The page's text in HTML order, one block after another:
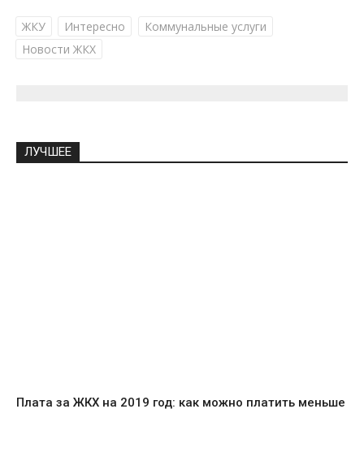
ЖКУ Интересно
Коммунальные услуги
Новости ЖКХ
ЛУЧШЕЕ
Плата за ЖКХ на 2019 год: как можно платить меньше